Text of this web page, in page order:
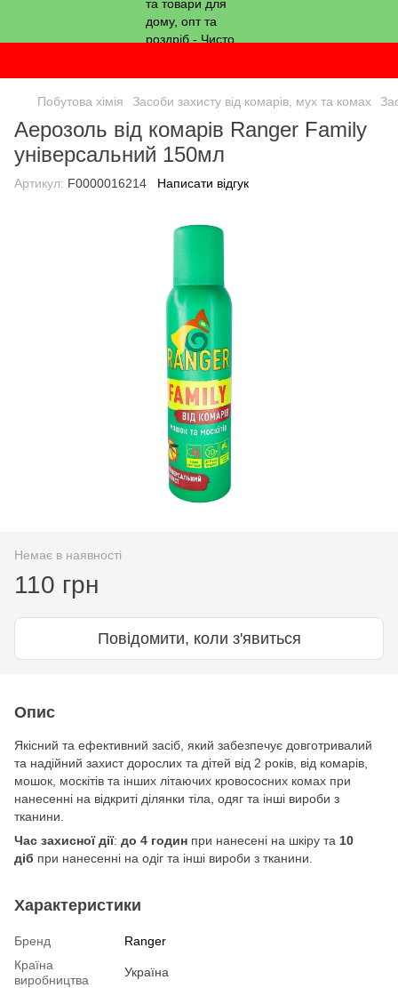
Побутова хімія Засоби захисту від комарів, мух та комах
Аерозоль від комарів Ranger Family
універсальний 150мл
Артикул: F0000016214 Написати відгук
Немає в наявності
110 грн
Повідомити, коли з'явиться
Опис
Якісний та ефективний засіб, який забезпечує довготривалий
та надійний захист дорослих та дітей від 2 років, від комарів,
мошок, москітів та інших літаючих кровососних комах при
нанесенні на відкриті ділянки тіла, одяг та інші вироби з
тканини.
Час захисної дії: до 4 годин при нанесені на шкіру та 10
діб при нанесенні на одіг та інші вироби з тканини.
Характеристики
Бренд
Ranger
Країна
виробництва
Україна